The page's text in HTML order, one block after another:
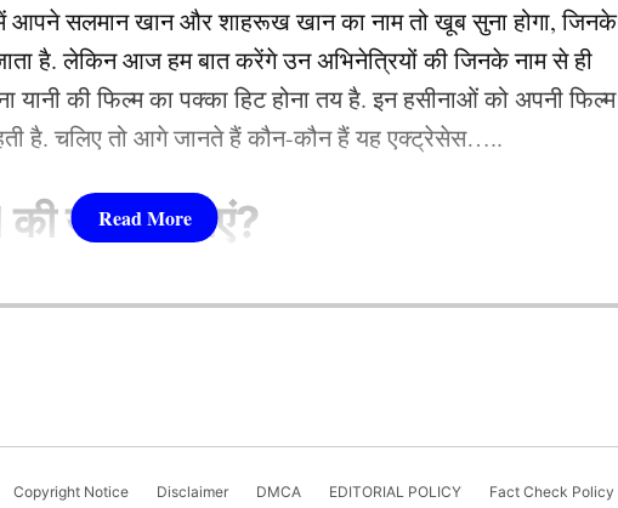
गेंदबाज पेड्रो कोलिन्स (Pedro Collins) ने तूफानी प्रदर्शन करते
वेस्टइंडीज की युवा बल्लेबाजी क्रम को तहस-नहस कर दिया।
तेज गेंदबाज फिडेल एडवर्ड्स (Fidel Edwards) ने 4 रन देकर 2 विकेट
दर्ज की आरामदायक जीत
आपने सलमान खान और शाहरूख खान का नाम तो खूब सुना होगा, जिनके
है. लेकिन आज हम बात करेंगे उन अभिनेत्रियों की जिनके नाम से ही
यानी की फिल्म का पक्का हिट होना तय है. इन हसीनाओं को अपनी फिल्म
है. चलिए तो आगे जानते हैं कौन-कौन हैं यह एक्ट्रेसेस…..
यह हसीनाएं?
Deepika Padukone)
Copyright Notice Disclaimer DMCA EDITORIAL POLICY Fact Check Policy